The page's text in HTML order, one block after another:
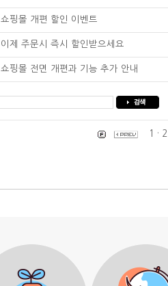
쇼핑몰 개편 할인 이벤트
이제 주문시 즉시 할인받으세요
쇼핑몰 전면 개편과 기능 추가 안내
1 · 2